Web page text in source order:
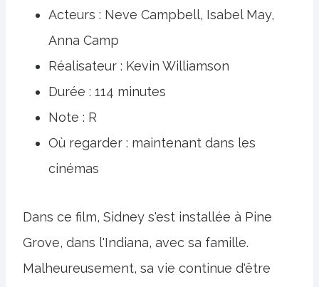
Acteurs : Neve Campbell, Isabel May,
Anna Camp
Réalisateur : Kevin Williamson
Durée : 114 minutes
Note : R
Où regarder : maintenant dans les
cinémas
Dans ce film, Sidney s'est installée à Pine
Grove, dans l'Indiana, avec sa famille.
Malheureusement, sa vie continue d'être